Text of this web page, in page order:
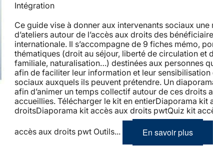
Intégration
Ce guide vise à donner aux intervenants sociaux
d’ateliers autour de l’accès aux droits des
internationale. Il s’accompagne de 9 fiches mémo,
thématiques (droit au séjour, liberté de circulation et
familiale, naturalisation…) destinées aux personnes
afin de faciliter leur information et leur
sociaux auxquels ils peuvent prétendre. Un
afin d’animer un temps collectif autour de ces droits
accueillies. Télécharger le kit en entierDiaporama kit
droitsDiaporama kit accès aux droits pwtQuiz kit
accès aux droits pwt Outils... En savoir plus